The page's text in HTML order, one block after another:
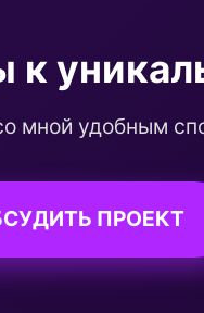
к
мной удобным
ПРОЕКТ